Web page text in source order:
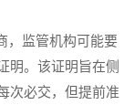
监管机构可能要
明。该证明旨在侧
次必交，但提前准